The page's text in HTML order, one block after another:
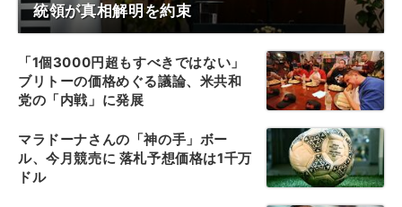
統領が真相解明を約束
「1個3000円超もすべきではない」
ブリトーの価格めぐる議論、米共和
党の「内戦」に発展
マラドーナさんの「神の手」ボー
ル、今月競売に 落札予想価格は1千万
ドル